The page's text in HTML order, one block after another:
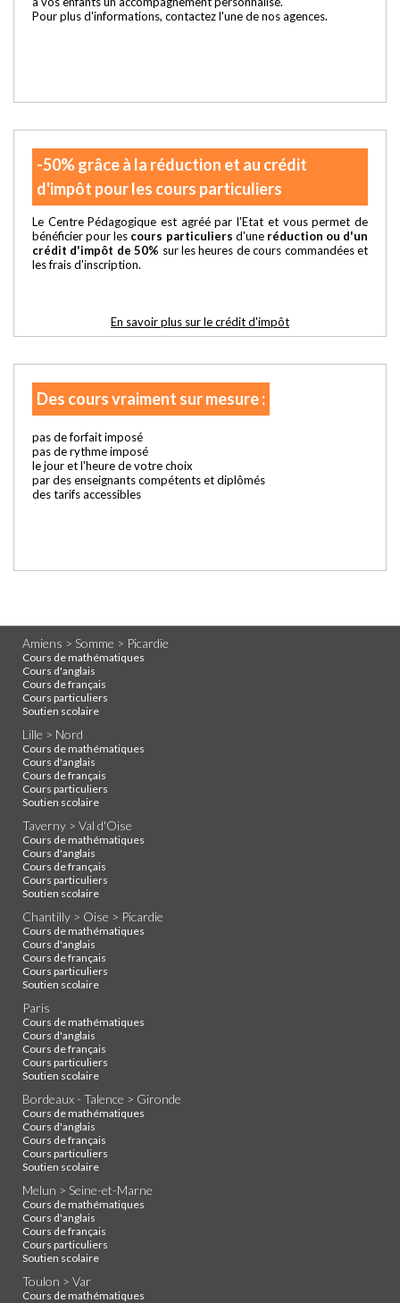
Pour plus d'informations, contactez l'une de nos agences.
-50% grâce à la réduction et au crédit
d'impôt pour les cours particuliers
Le Centre Pédagogique est agréé par l'Etat et vous permet de
bénéficier pour les cours particuliers d'une réduction ou d'un
crédit d'impôt de 50% sur les heures de cours commandées et
les frais d'inscription.
En savoir plus sur le crédit d'impôt
Des cours vraiment sur mesure :
pas de forfait imposé
pas de rythme imposé
le jour et l'heure de votre choix
par des enseignants compétents et diplômés
des tarifs accessibles
Amiens > Somme > Picardie
Cours de mathématiques
Cours d'anglais
Cours de français
Cours particuliers
Soutien scolaire
Lille > Nord
Cours de mathématiques
Cours d'anglais
Cours de français
Cours particuliers
Soutien scolaire
Taverny > Val d'Oise
Cours de mathématiques
Cours d'anglais
Cours de français
Cours particuliers
Soutien scolaire
Chantilly > Oise > Picardie
Cours de mathématiques
Cours d'anglais
Cours de français
Cours particuliers
Soutien scolaire
Paris
Cours de mathématiques
Cours d'anglais
Cours de français
Cours particuliers
Soutien scolaire
Bordeaux - Talence > Gironde
Cours de mathématiques
Cours d'anglais
Cours de français
Cours particuliers
Soutien scolaire
Melun > Seine-et-Marne
Cours de mathématiques
Cours d'anglais
Cours de français
Cours particuliers
Soutien scolaire
Toulon > Var
Cours de mathématiques